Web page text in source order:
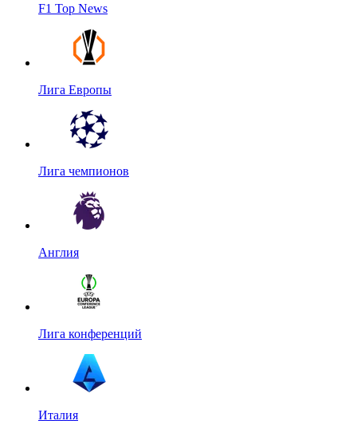
F1 Top News
Лига Европы
Лига чемпионов
Англия
Лига конференций
Италия